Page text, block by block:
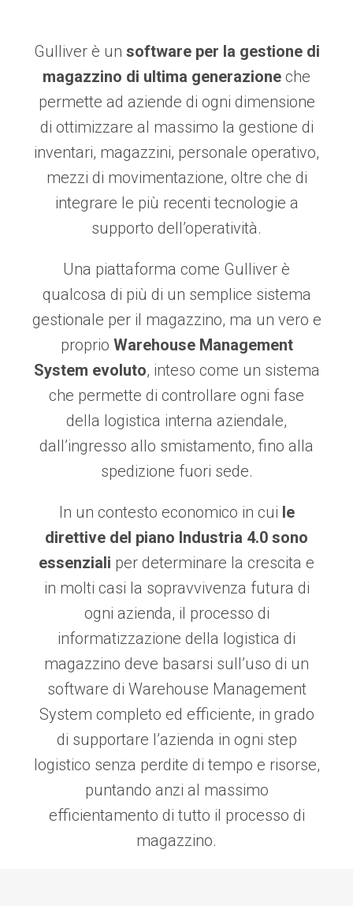
Gulliver è un software per la gestione di
magazzino di ultima generazione che
permette ad aziende di ogni dimensione
di ottimizzare al massimo la gestione di
inventari, magazzini, personale operativo,
mezzi di movimentazione, oltre che di
integrare le più recenti tecnologie a
supporto dell’operatività.
Una piattaforma come Gulliver è
qualcosa di più di un semplice sistema
gestionale per il magazzino, ma un vero e
proprio Warehouse Management
System evoluto, inteso come un sistema
che permette di controllare ogni fase
della logistica interna aziendale,
dall’ingresso allo smistamento, fino alla
spedizione fuori sede.
In un contesto economico in cui le
direttive del piano Industria 4.0 sono
essenziali per determinare la crescita e
in molti casi la sopravvivenza futura di
ogni azienda, il processo di
informatizzazione della logistica di
magazzino deve basarsi sull’uso di un
software di Warehouse Management
System completo ed efficiente, in grado
di supportare l’azienda in ogni step
logistico senza perdite di tempo e risorse,
puntando anzi al massimo
efficientamento di tutto il processo di
magazzino.